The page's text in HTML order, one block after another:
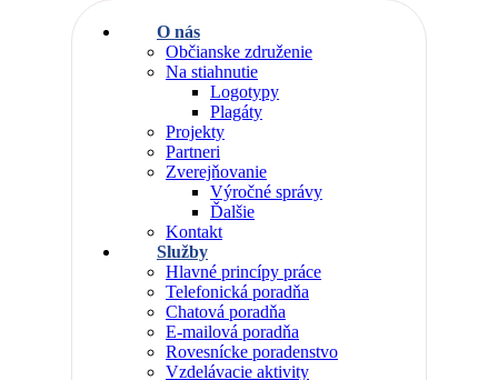
O nás
Občianske združenie
Na stiahnutie
Logotypy
Plagáty
Projekty
Partneri
Zverejňovanie
Výročné správy
Ďalšie
Kontakt
Služby
Hlavné princípy práce
Telefonická poradňa
Chatová poradňa
E-mailová poradňa
Rovesnícke poradenstvo
Vzdelávacie aktivity